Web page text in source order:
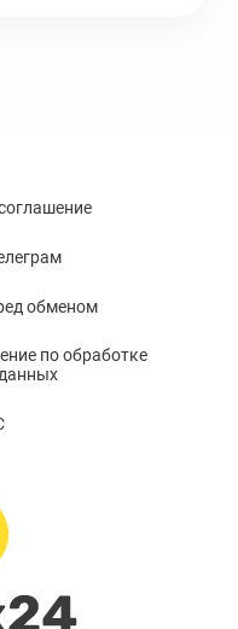
обменом
по обработке